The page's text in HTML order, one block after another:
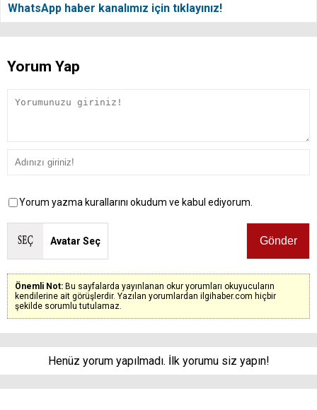
WhatsApp haber kanalımız için tıklayınız!
Yorum Yap
Yorum yazma kurallarını okudum ve kabul ediyorum.
Avatar Seç
Önemli Not: Bu sayfalarda yayınlanan okur yorumları okuyucuların
kendilerine ait görüşlerdir. Yazılan yorumlardan ilgihaber.com hiçbir
şekilde sorumlu tutulamaz.
Henüz yorum yapılmadı. İlk yorumu siz yapın!